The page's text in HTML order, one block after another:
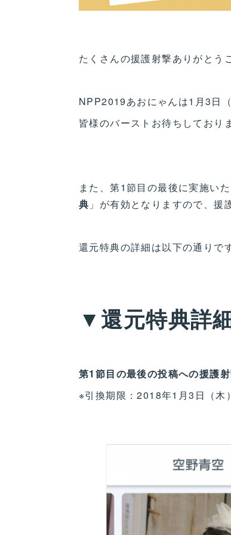
たくさんの援護射撃ありがとう
NPP2019あおにゃんは1月3日
皆様のバーストお待ちしており
また、第1節目の最後に実施い
典 」が有効となりますので、援
還元特典の詳細は以下の通りです
▼還元特典詳
第1節目の最後の投稿への援護
※引換期限：2018年1月3日（木